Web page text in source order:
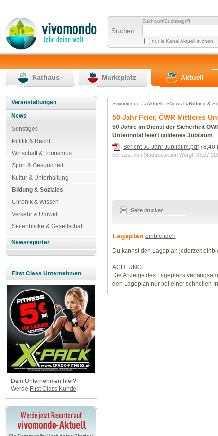
Suchen
Suchwort/Suchbegriff
nur in Kanal Aktuell suchen
Rathaus Marktplatz Aktuell
Veranstaltungen
News
Sonstiges
Politik & Recht
Wirtschaft & Tourismus
Sport & Gesundheit
Kultur & Unterhaltung
Bildung & Soziales
Chronik & Wissen
Verkehr & Umwelt
Seitenblicke & Gesellschaft
Newsreporter
First Class Unternehmen
Dein Unternehmen hier?
Werde First Class Kunde!
»vivomondo / »Aktuell/ »News/ »Bildung &
50 Jahr Feier, ÖWR Mittleres
50 Jahre im Dienst der Sicherheit
Unterinntal feiert goldenes Jubiläum
Bericht 50 Jahr Jubiläum.pdf78,40
verfasst von Stadtredaktion Wörgl
Seite drucken
Lageplan einblenden
Du kannst den Lageplan jederzeit
ACHTUNG:
Die Anzeige des Lageplans
den Lageplan nur bei einer schnellen